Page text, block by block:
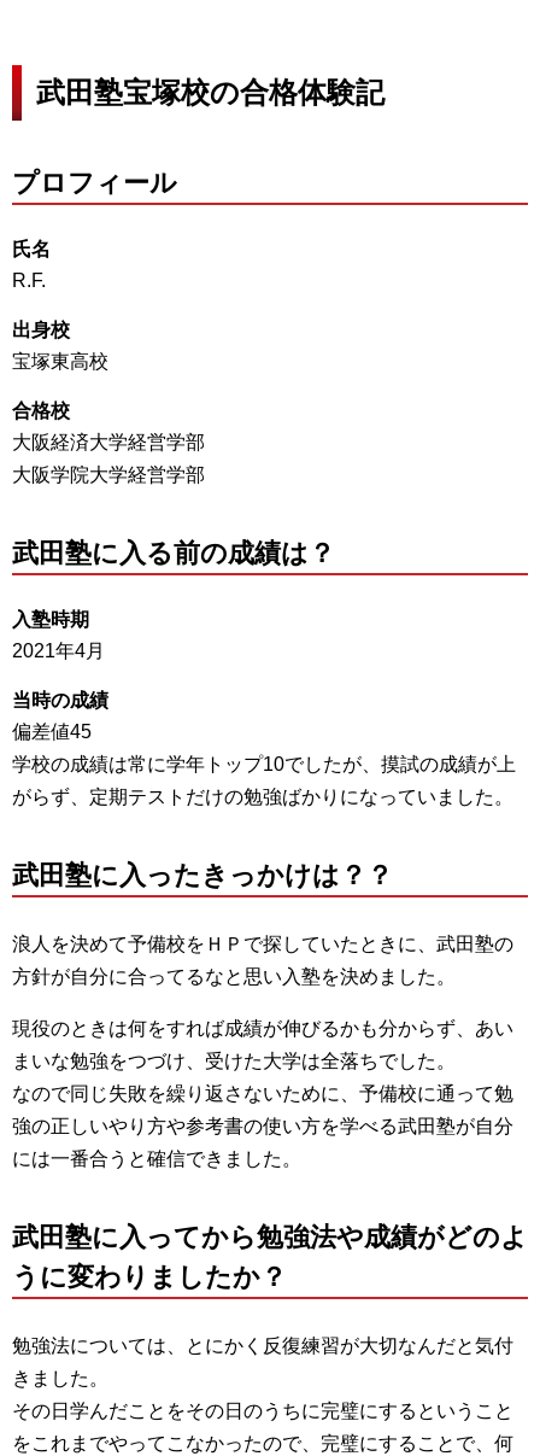
武田塾宝塚校の合格体験記
プロフィール
氏名
R.F.
出身校
宝塚東高校
合格校
大阪経済大学経営学部
大阪学院大学経営学部
武田塾に入る前の成績は？
入塾時期
2021年4月
当時の成績
偏差値45
学校の成績は常に学年トップ10でしたが、摸試の成績が上
がらず、定期テストだけの勉強ばかりになっていました。
武田塾に入ったきっかけは？？
浪人を決めて予備校をＨＰで探していたときに、武田塾の
方針が自分に合ってるなと思い入塾を決めました。
現役のときは何をすれば成績が伸びるかも分からず、あい
まいな勉強をつづけ、受けた大学は全落ちでした。
なので同じ失敗を繰り返さないために、予備校に通って勉
強の正しいやり方や参考書の使い方を学べる武田塾が自分
には一番合うと確信できました。
武田塾に入ってから勉強法や成績がどのよ
うに変わりましたか？
勉強法については、とにかく反復練習が大切なんだと気付
きました。
その日学んだことをその日のうちに完璧にするということ
をこれまでやってこなかったので、完璧にすることで、何